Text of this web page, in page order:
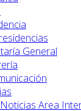
General
Noticias Area